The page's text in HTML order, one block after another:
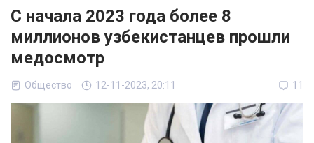
С начала 2023 года более 8
миллионов узбекистанцев прошли
медосмотр
Общество 12-11-2023, 20:11 11